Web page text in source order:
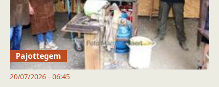
Pajottegem
20/07/2026 - 06:45